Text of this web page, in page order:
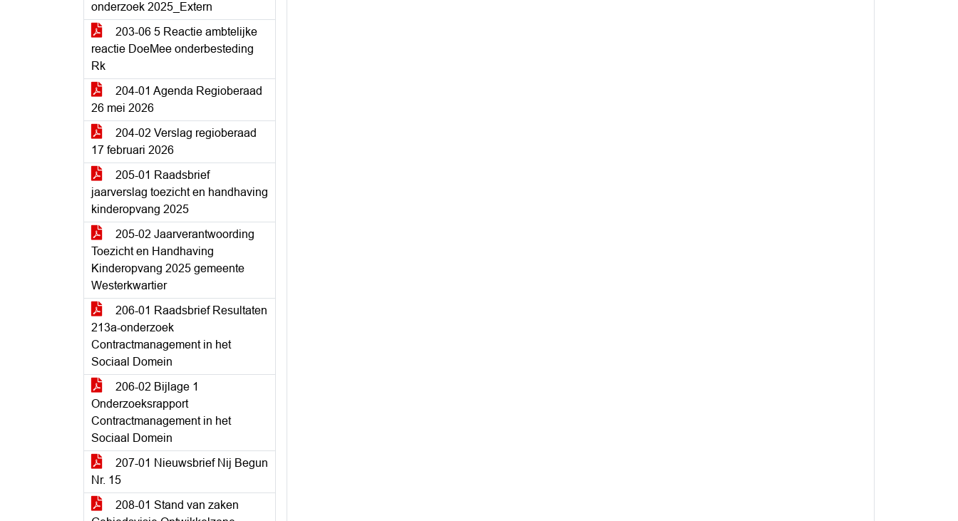
onderzoek 2025_Extern
203-06 5 Reactie ambtelijke
reactie DoeMee onderbesteding
Rk
204-01 Agenda Regioberaad
26 mei 2026
204-02 Verslag regioberaad
17 februari 2026
205-01 Raadsbrief
jaarverslag toezicht en handhaving
kinderopvang 2025
205-02 Jaarverantwoording
Toezicht en Handhaving
Kinderopvang 2025 gemeente
Westerkwartier
206-01 Raadsbrief Resultaten
213a-onderzoek
Contractmanagement in het
Sociaal Domein
206-02 Bijlage 1
Onderzoeksrapport
Contractmanagement in het
Sociaal Domein
207-01 Nieuwsbrief Nij Begun
Nr. 15
208-01 Stand van zaken